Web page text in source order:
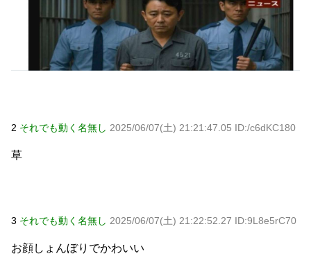
2 それでも動く名無し 2025/06/07(土) 21:21:47.05 ID:/c6dKC180
草
3 それでも動く名無し 2025/06/07(土) 21:22:52.27 ID:9L8e5rC70
お顔しょんぼりでかわいい